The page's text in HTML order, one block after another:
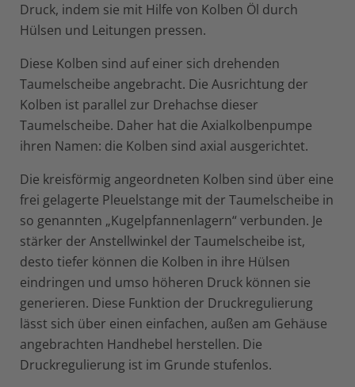
Druck, indem sie mit Hilfe von Kolben Öl durch
Hülsen und Leitungen pressen.
Diese Kolben sind auf einer sich drehenden
Taumelscheibe angebracht. Die Ausrichtung der
Kolben ist parallel zur Drehachse dieser
Taumelscheibe. Daher hat die Axialkolbenpumpe
ihren Namen: die Kolben sind axial ausgerichtet.
Die kreisförmig angeordneten Kolben sind über eine
frei gelagerte Pleuelstange mit der Taumelscheibe in
so genannten „Kugelpfannenlagern“ verbunden. Je
stärker der Anstellwinkel der Taumelscheibe ist,
desto tiefer können die Kolben in ihre Hülsen
eindringen und umso höheren Druck können sie
generieren. Diese Funktion der Druckregulierung
lässt sich über einen einfachen, außen am Gehäuse
angebrachten Handhebel herstellen. Die
Druckregulierung ist im Grunde stufenlos.